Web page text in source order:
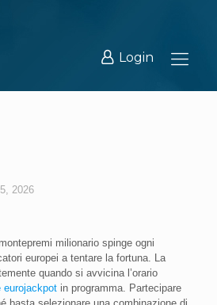
Login
2026
milionario spinge ogni
europei a tentare la fortuna. La
quando si avvicina l’orario
eurojackpotin programma. Partecipare